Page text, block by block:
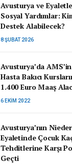
Avusturya ve
Sosyal Yardımlar:
Destek Alabilecek?
8 ŞUBAT 2026
Avusturya’da
Hasta Bakıcı
1.400 Euro Maaş
6 EKIM 2022
Avusturya’nın
Eyaletinde Çocuk
Tehditlerine Karşı
Geçti